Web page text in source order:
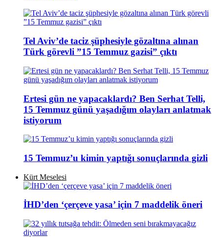
Tel Aviv’de taciz şüphesiyle gözaltına alınan
Türk görevli ”15 Temmuz gazisi” çıktı
Ertesi gün ne yapacaklardı? Ben Serhat Telli,
15 Temmuz günü yaşadığım olayları anlatmak
istiyorum
15 Temmuz’u kimin yaptığı sonuçlarında gizli
Kürt Meselesi
İHD’den ‘çerçeve yasa’ için 7 maddelik öneri